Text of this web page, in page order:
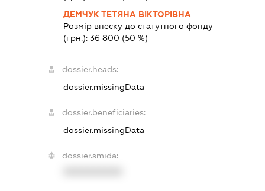
ДЕМЧУК ТЕТЯНА ВІКТОРІВНА
Розмір внеску до статутного фонду
(грн.): 36 800 (50 %)
dossier.heads:
dossier.missingData
dossier.beneficiaries:
dossier.missingData
dossier.smida: